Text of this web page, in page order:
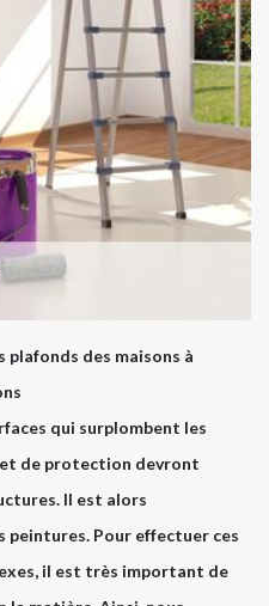
plafonds des maisons à
qui surplombent les
de protection devront
Il est alors
peintures. Pour effectuer ces
il est très important de